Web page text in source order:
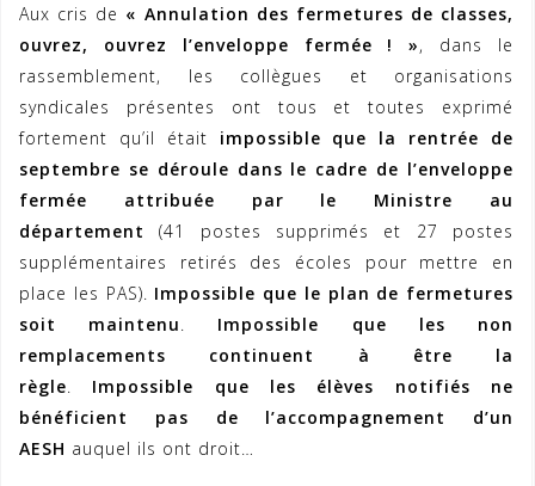
Aux cris de « Annulation des fermetures de classes,
ouvrez, ouvrez l’enveloppe fermée ! », dans le
rassemblement, les collègues et organisations
syndicales présentes ont tous et toutes exprimé
fortement qu’il était impossible que la rentrée de
septembre se déroule dans le cadre de l’enveloppe
fermée attribuée par le Ministre au
département
(41 postes supprimés et 27 postes
supplémentaires retirés des écoles pour mettre en
place les PAS). Impossible que le plan de fermetures
soit maintenu
Impossible que les non
remplacements continuent à être la
règle
Impossible que les élèves notifiés ne
bénéficient pas de l’accompagnement d’un
AESH auquel ils ont droit…